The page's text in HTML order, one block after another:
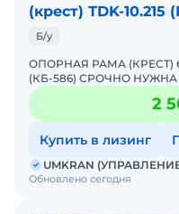
(крест) ТDK-10.215
Б/у
ОПОРНАЯ РАМА (КРЕСТ)
(КБ-586) СРОЧНО
КРАНА?Предлагаем
(крест) для баше
2
Купить в лизинг
Обновлено сегодня
UMKRAN